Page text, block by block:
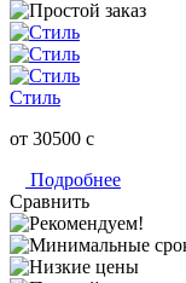
Стиль
от 30500 c
Подробнее
Сравнить